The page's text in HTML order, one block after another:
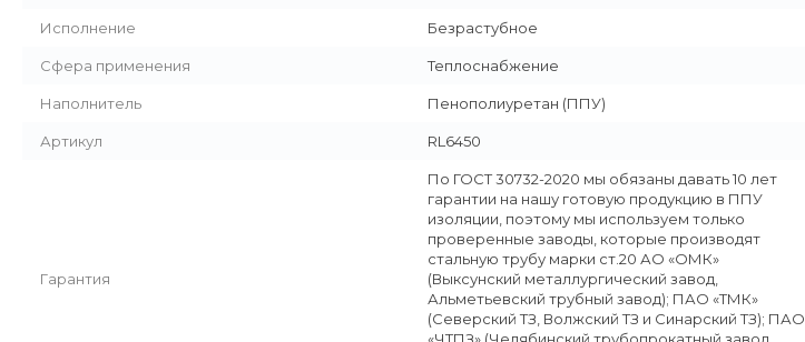
Исполнение Безрастубное
Сфера применения Теплоснабжение
Наполнитель Пенополиуретан (ППУ)
Артикул RL6450
Гарантия
По ГОСТ 30732-2020 мы обязаны давать 10 лет
гарантии на нашу готовую продукцию в ППУ
изоляции, поэтому мы используем только
проверенные заводы, которые производят
стальную трубу марки ст.20 АО «ОМК»
(Выксунский металлургический завод,
Альметьевский трубный завод); ПАО «ТМК»
(Северский ТЗ, Волжский ТЗ и Синарский ТЗ); ПАО